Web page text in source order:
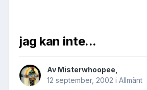
jag kan inte...
Av Misterwhoopee
12 september, 2002 i Allmänt